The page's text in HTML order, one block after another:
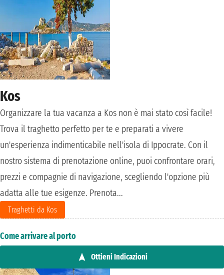
Kos
Organizzare la tua vacanza a Kos non è mai stato così facile!
Trova il traghetto perfetto per te e preparati a vivere
un'esperienza indimenticabile nell'isola di Ippocrate. Con il
nostro sistema di prenotazione online, puoi confrontare orari,
prezzi e compagnie di navigazione, scegliendo l'opzione più
adatta alle tue esigenze. Prenota...
Traghetti da Kos
Come arrivare al porto
Ottieni Indicazioni